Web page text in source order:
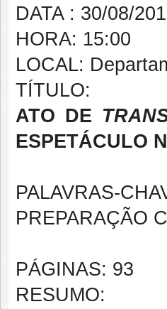
DATA : 30/08/
HORA: 15:00
LOCAL:
TÍTULO:
ATO DE
ESPETÁCULO
PALAVRAS-
PREPARAÇÃO
PÁGINAS: 93
RESUMO: